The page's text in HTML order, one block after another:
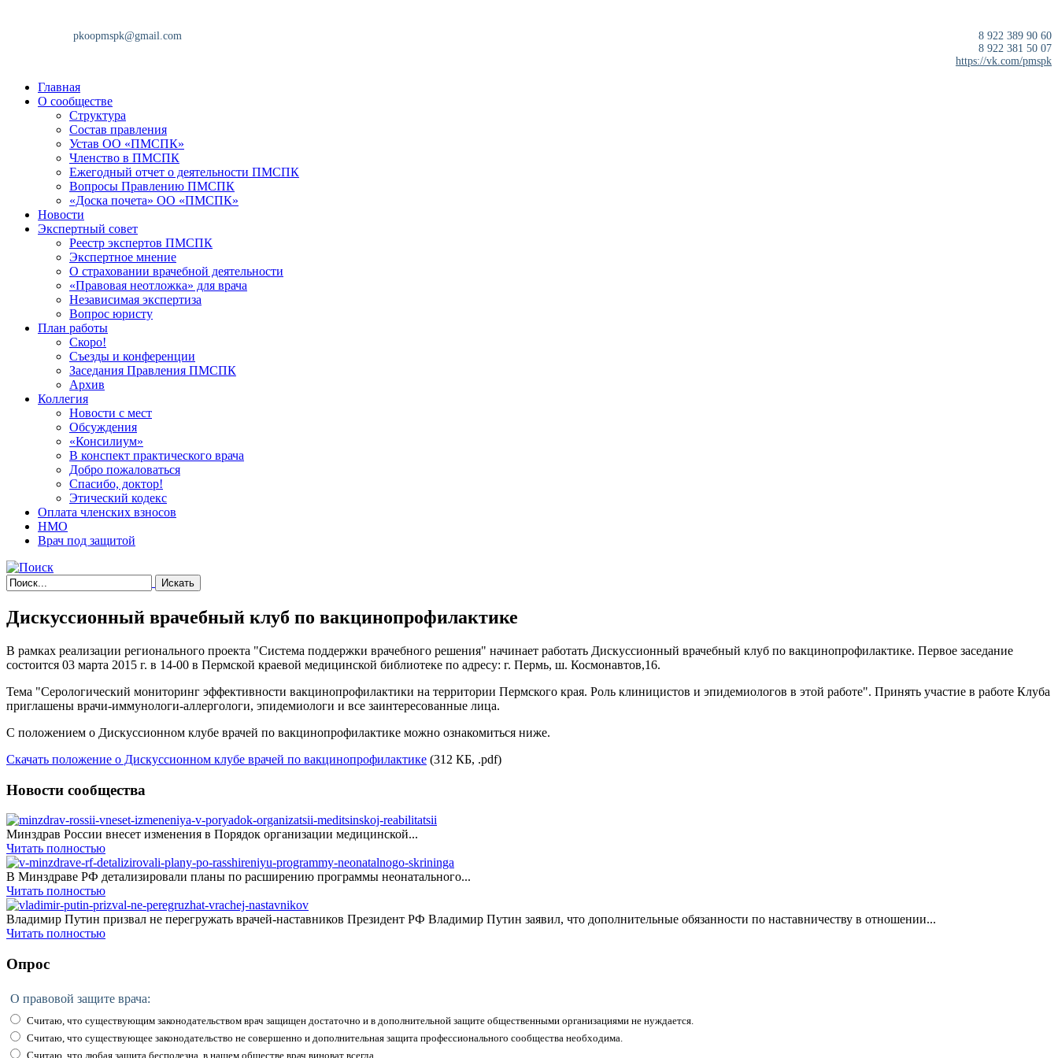
8 922 389 90 60
8 922 381 50 07
https://vk.com/pmspk
Главная
О сообществе
Структура
Состав правления
Устав ОО «ПМСПК»
Членство в ПМСПК
Ежегодный отчет о деятельности ПМСПК
Вопросы Правлению ПМСПК
«Доска почета» ОО «ПМСПК»
Новости
Экспертный совет
Реестр экспертов ПМСПК
Экспертное мнение
О страховании врачебной деятельности
«Правовая неотложка» для врача
Независимая экспертиза
Вопрос юристу
План работы
Скоро!
Съезды и конференции
Заседания Правления ПМСПК
Архив
Коллегия
Новости с мест
Обсуждения
«Консилиум»
В конспект практического врача
Добро пожаловаться
Спасибо, доктор!
Этический кодекс
Оплата членских взносов
НМО
Врач под защитой
Дискуссионный врачебный клуб по вакцинопрофилактике
В рамках реализации регионального проекта "Система поддержки врачебного решения" начинает работать Дискуссионный врачебный клуб по вакцинопрофилактике. Первое заседание
состоится 03 марта 2015 г. в 14-00 в Пермской краевой медицинской библиотеке по адресу: г. Пермь, ш. Космонавтов,16.
Тема "Серологический мониторинг эффективности вакцинопрофилактики на территории Пермского края. Роль клиницистов и эпидемиологов в этой работе". Принять участие в работе Клуба
приглашены врачи-иммунологи-аллергологи, эпидемиологи и все заинтересованные лица.
С положением о Дискуссионном клубе врачей по вакцинопрофилактике можно ознакомиться ниже.
Скачать положение о Дискуссионном клубе врачей по вакцинопрофилактике (312 КБ, .pdf)
Новости сообщества
Минздрав России внесет изменения в Порядок организации медицинской...
Читать полностью
В Минздраве РФ детализировали планы по расширению программы неонатального...
Читать полностью
Владимир Путин призвал не перегружать врачей-наставников Президент РФ Владимир Путин заявил, что дополнительные обязанности по наставничеству в отношении...
Читать полностью
Опрос
О правовой защите врача:
Считаю, что существующим законодательством врач защищен достаточно и в дополнительной защите общественными организациями не нуждается.
Считаю, что существующее законодательство не совершенно и дополнительная защита профессионального сообщества необходима.
Считаю, что любая защита бесполезна, в нашем обществе врач виноват всегда.